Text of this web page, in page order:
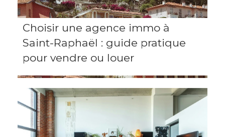
Choisir une agence immo à
Saint-Raphaël : guide pratique
pour vendre ou louer